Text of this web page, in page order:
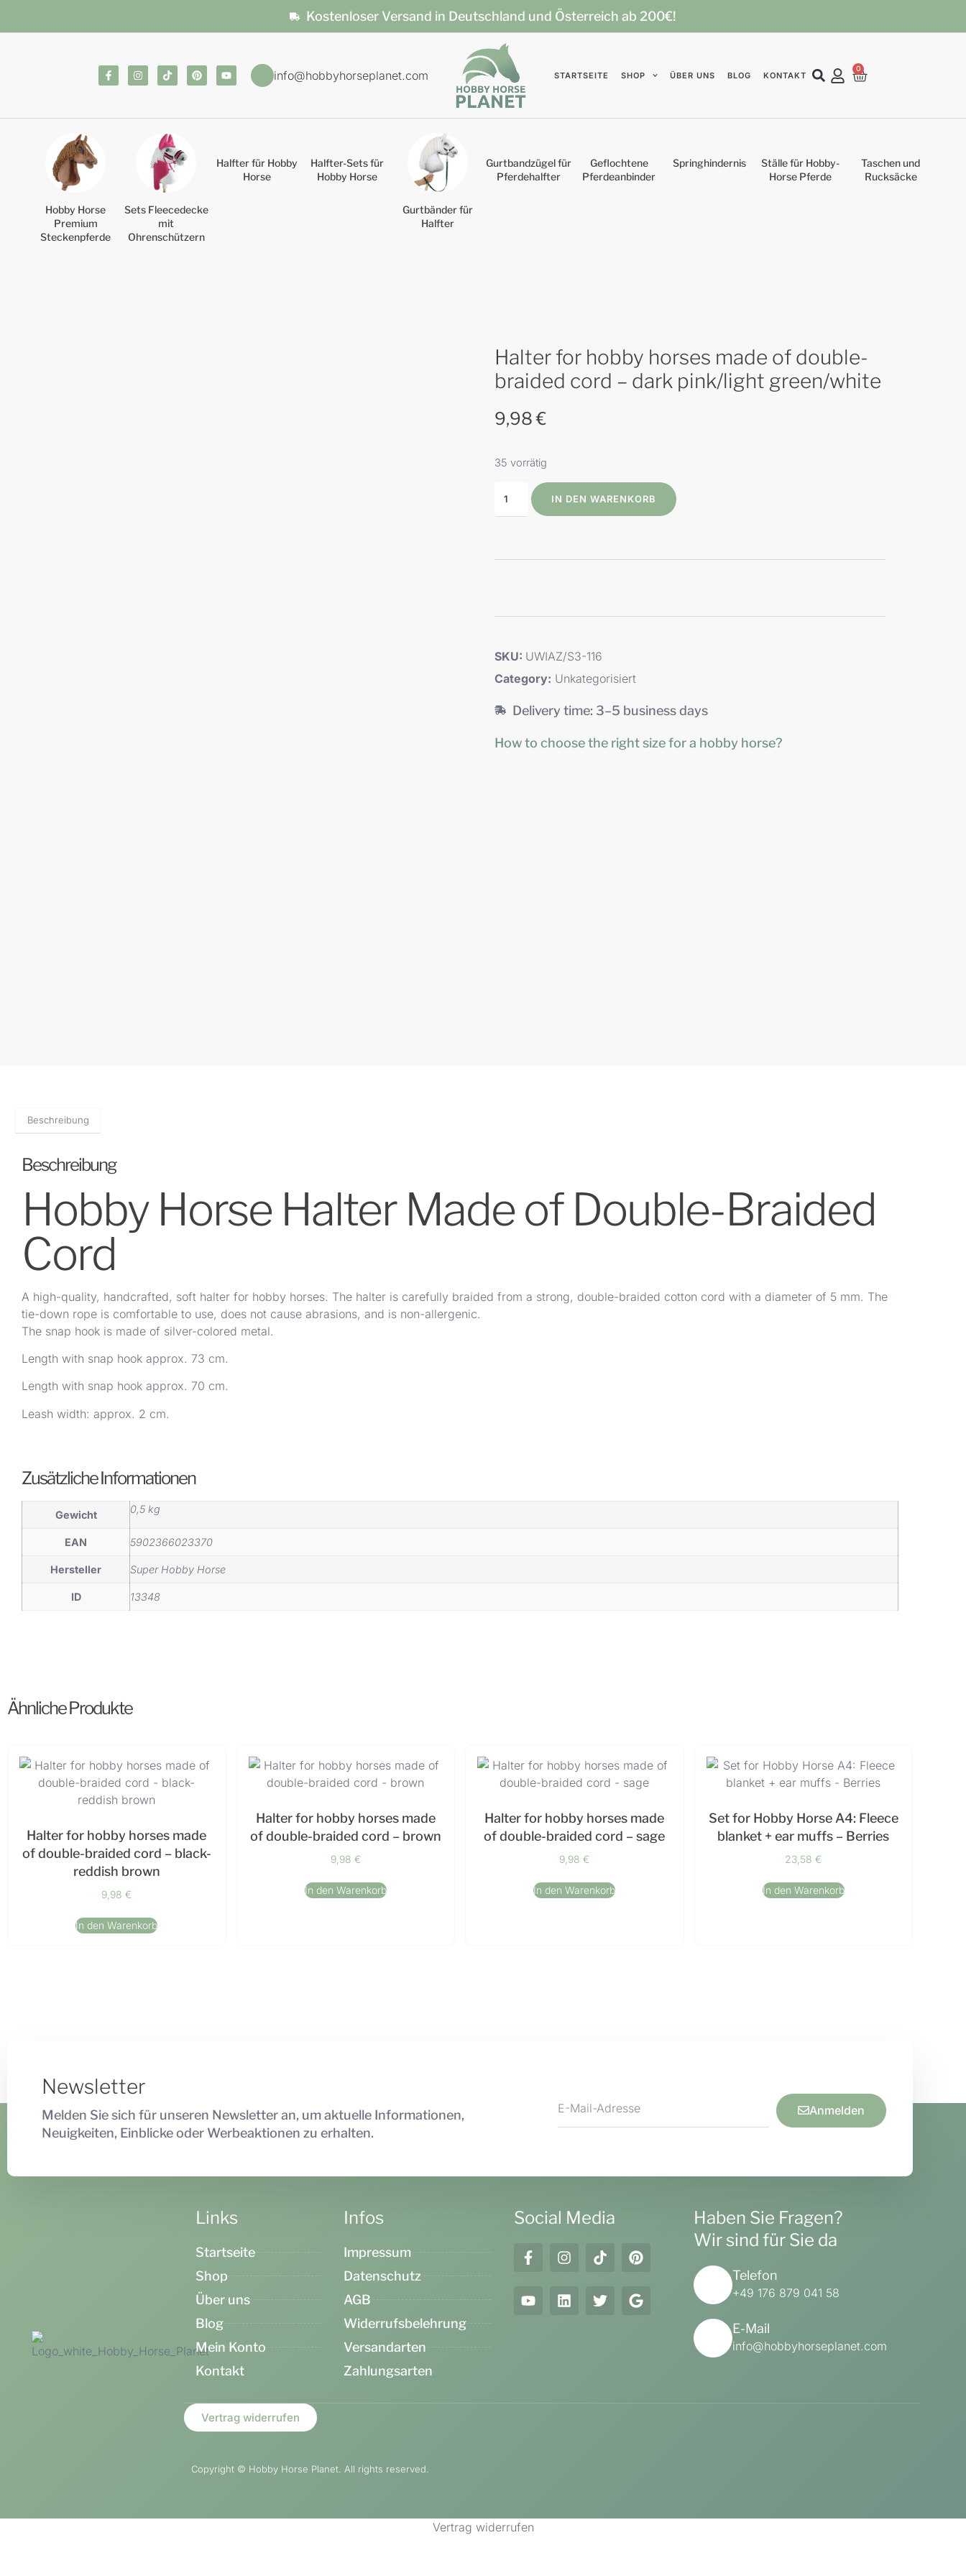
Kostenloser Versand in Deutschland und Österreich ab 200€!
info@hobbyhorseplanet.com STARTSEITE SHOP ÜBER UNS BLOG KONTAKT
0
Hobby Horse
Premium
Steckenpferde
Sets Fleecedecke
mit
Ohrenschützern
Halfter für Hobby
Horse
Halfter-Sets für
Hobby Horse
Gurtbänder für
Halfter
Gurtbandzügel für
Pferdehalfter
Geflochtene
Pferdeanbinder
Springhindernis
Ställe für Hobby-
Horse Pferde
Taschen und
Rucksäcke
Halter for hobby horses made of double-
braided cord – dark pink/light green/white
9,98€
35 vorrätig
IN DEN WARENKORB
SKU: UWIAZ/S3-116
Category: Unkategorisiert
Delivery time: 3–5 business days
How to choose the right size for a hobby horse?
Beschreibung
Beschreibung
Hobby Horse Halter Made of Double-Braided
Cord
A high-quality, handcrafted, soft halter for hobby horses. The halter is carefully braided from a strong, double-braided cotton cord with a diameter of 5 mm. The
tie-down rope is comfortable to use, does not cause abrasions, and is non-allergenic.
The snap hook is made of silver-colored metal.
Length with snap hook approx. 73 cm.
Length with snap hook approx. 70 cm.
Leash width: approx. 2 cm.
Zusätzliche Informationen
Gewicht 0,5 kg
EAN 5902366023370
Hersteller Super Hobby Horse
ID 13348
Ähnliche Produkte
Halter for hobby horses made
of double-braided cord – black-
reddish brown
9,98 €
In den Warenkorb
Halter for hobby horses made
of double-braided cord – brown
9,98 €
In den Warenkorb
Halter for hobby horses made
of double-braided cord – sage
9,98 €
In den Warenkorb
Set for Hobby Horse A4: Fleece
blanket + ear muffs – Berries
23,58 €
In den Warenkorb
Newsletter
Melden Sie sich für unseren Newsletter an, um aktuelle Informationen,
Neuigkeiten, Einblicke oder Werbeaktionen zu erhalten.
Anmelden
Links
Startseite
Shop
Über uns
Blog
Mein Konto
Kontakt
Infos
Impressum
Datenschutz
AGB
Widerrufsbelehrung
Versandarten
Zahlungsarten
Social Media
Haben Sie Fragen?
Wir sind für Sie da
Telefon
+49 176 879 041 58
E-Mail
info@hobbyhorseplanet.com
Vertrag widerrufen
Copyright © Hobby Horse Planet. All rights reserved.
Vertrag widerrufen